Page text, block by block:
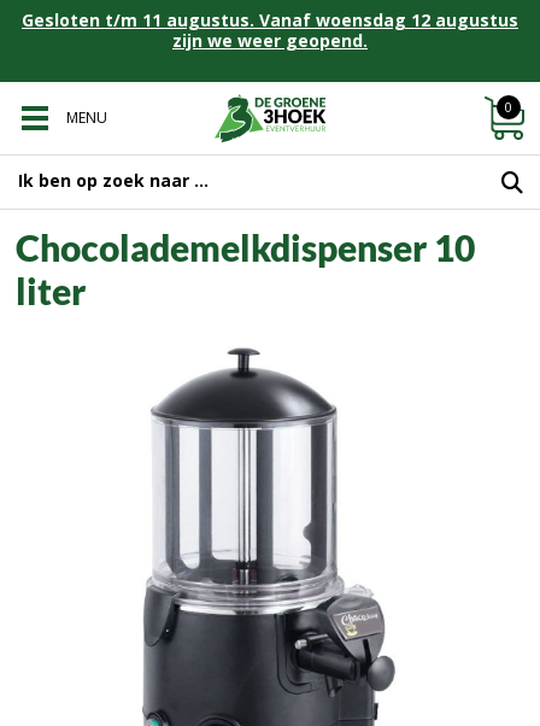
Gesloten t/m 11 augustus. Vanaf woensdag 12 augustus
zijn we weer geopend.
MENU
0
Chocolademelkdispenser 10
liter